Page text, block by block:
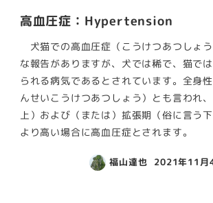
高血圧症：Hypertension
犬猫での高血圧症（こうけつあつしょ
な報告がありますが、犬では稀で、猫で
られる病気であるとされています。全身
んせいこうけつあつしょう）とも言われ
上）および（または）拡張期（俗に言う
より高い場合に高血圧症とされます。
福山達也 2021年11月